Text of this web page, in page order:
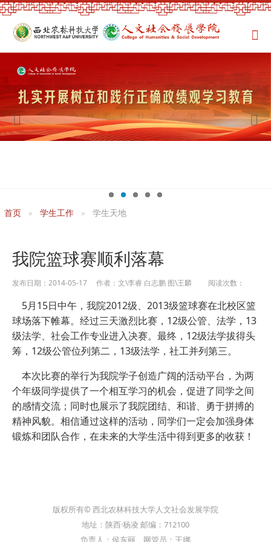
首页 学生工作 学生天地
我院篮球赛顺利落幕
发布日期：2014-05-17 作者：文\李睿 白志鹏 图\王麟 阅读次数：
5月15日中午，我院2012级、2013级篮球赛在北校区篮
球场落下帷幕。经过三天激烈比赛，12级公管、法学，13
级法学、社会工作专业进入决赛。最终，12级法学拔得头
筹，12级公管位列第二，13级法学，社工并列第三。
本次比赛的举行为我院学子创造广阔的活动平台，为两
个年级同学提供了一个相互学习的机会，促进了同学之间
的感情交流；同时也展示了我院团结、和谐、勇于拼搏的
精神风貌。相信通过这样的活动，同学们一定会加强身体
锻炼和团队合作，在未来的大学生活中得到更多的收获！
版权所有© 西北农林科技大学人文社会发展学院
地址：陕西·杨凌 邮编：712100
负责人：侯东丽 网管员：王娜